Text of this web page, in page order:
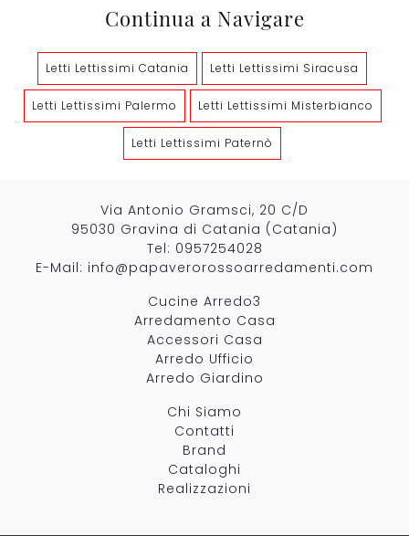
Continua a Navigare
Letti Lettissimi Catania Letti Lettissimi Siracusa
Letti Lettissimi Palermo Letti Lettissimi Misterbianco
Letti Lettissimi Paternò
Via Antonio Gramsci, 20 C/D
95030 Gravina di Catania (Catania)
Tel: 0957254028
E-Mail: info@papaverorossoarredamenti.com
Cucine Arredo3
Arredamento Casa
Accessori Casa
Arredo Ufficio
Arredo Giardino
Chi Siamo
Contatti
Brand
Cataloghi
Realizzazioni